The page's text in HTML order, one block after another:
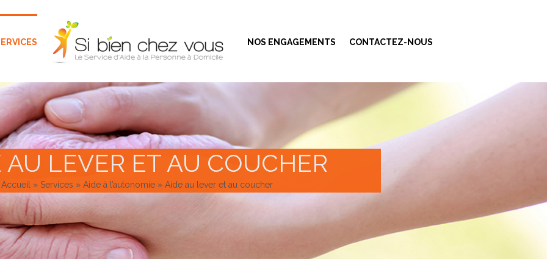
NOS ENGAGEMENTS CONTACTEZ-NOUS
AU LEVER ET AU COUCHER
Accueil » Services » Aide à l’autonomie» Aide au lever et au coucher